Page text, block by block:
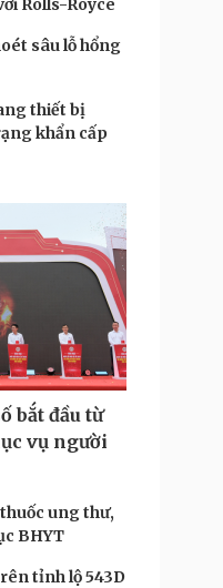
Rolls-Royce
sâu lỗ hổng
thiết bị
khẩn cấp
bắt đầu từ
vụ người
ung thư,
BHYT
tỉnh lộ 543D